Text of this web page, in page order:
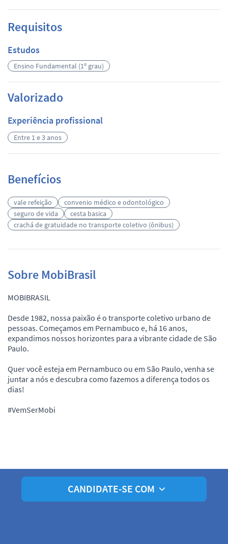
Requisitos
Estudos
Ensino Fundamental (1º grau)
Valorizado
Experiência profissional
Entre 1 e 3 anos
Benefícios
vale refeição
convenio médico e odontológico
seguro de vida
cesta basica
crachá de gratuidade no transporte coletivo (ônibus)
Sobre MobiBrasil
MOBIBRASIL
Desde 1982, nossa paixão é o transporte coletivo urbano de
pessoas. Começamos em Pernambuco e, há 16 anos,
expandimos nossos horizontes para a vibrante cidade de São
Paulo.
Quer você esteja em Pernambuco ou em São Paulo, venha se
juntar a nós e descubra como fazemos a diferença todos os
dias!
#VemSerMobi
CANDIDATE-SE COM